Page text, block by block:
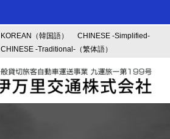
KOREAN（韓国語）
CHINESE -Simplified-
CHINESE -Traditional-（繁体語）